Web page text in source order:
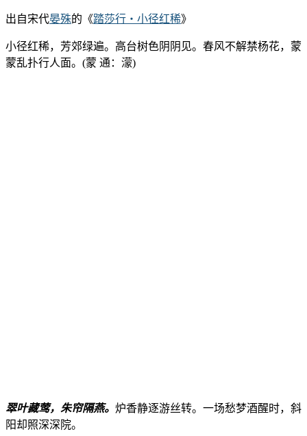
出自宋代晏殊的《踏莎行・小径红稀》
小径红稀，芳郊绿遍。高台树色阴阴见。春风不解禁杨花，蒙
蒙乱扑行人面。(蒙 通：濛)
翠叶藏莺，朱帘隔燕。 炉香静逐游丝转。一场愁梦酒醒时，斜
阳却照深深院。